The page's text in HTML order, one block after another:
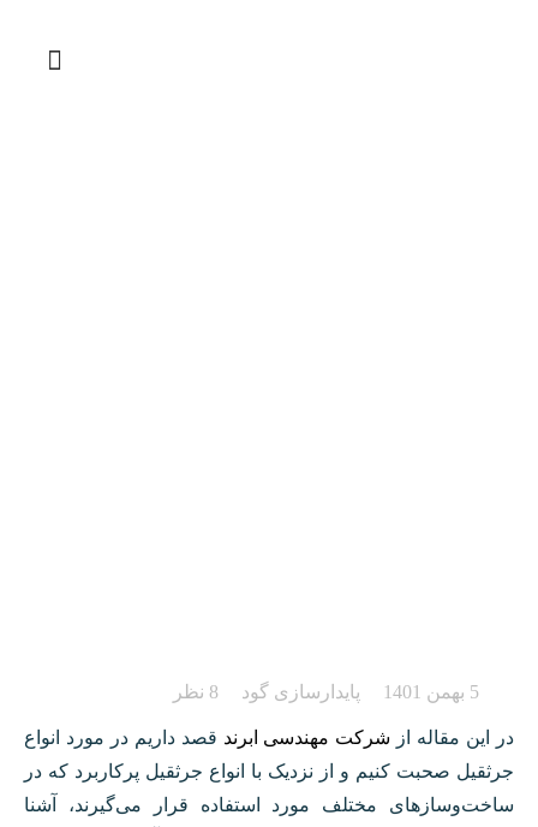
5 بهمن 1401 پایدارسازی گود 8 نظر
در این مقاله از شرکت مهندسی ابرند قصد داریم در مورد انواع
جرثقیل صحبت کنیم و از نزدیک با انواع جرثقیل پرکاربرد که در
ساخت‌وسازهای مختلف مورد استفاده قرار می‌گیرند، آشنا